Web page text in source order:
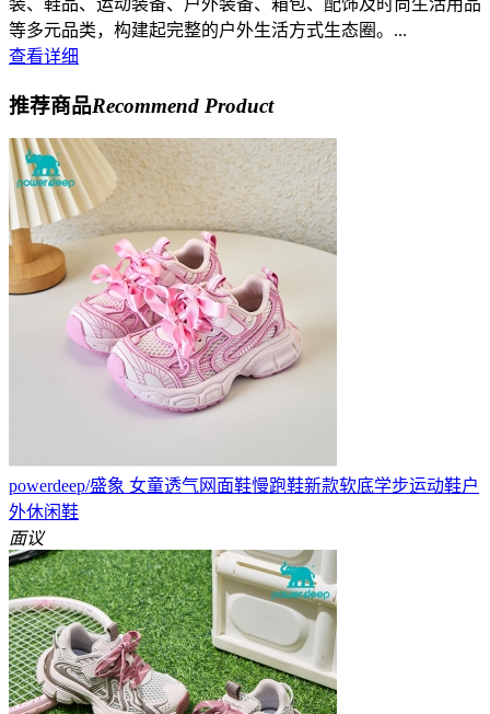
等多元品类，构建起完整的户外生活方式生态圈。...
查看详细
推荐商品Recommend Product
powerdeep/盛象 女童透气网面鞋慢跑鞋新款软底学步运动鞋户
外休闲鞋
面议